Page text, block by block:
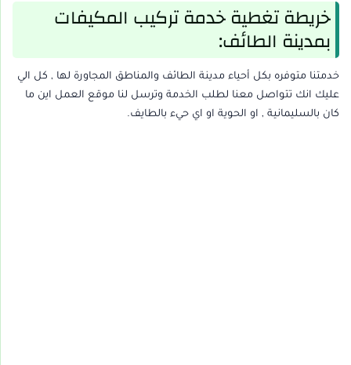
خريطة تغطية خدمة تركيب المكيفات
بمدينة الطائف:
خدمتنا متوفره بكل أحياء مدينة الطائف والمناطق المجاورة لها , كل الي
عليك انك تتواصل معنا لطلب الخدمة وترسل لنا موقع العمل اين ما
كان بالسليمانية , او الحوية او اي حيء بالطايف.